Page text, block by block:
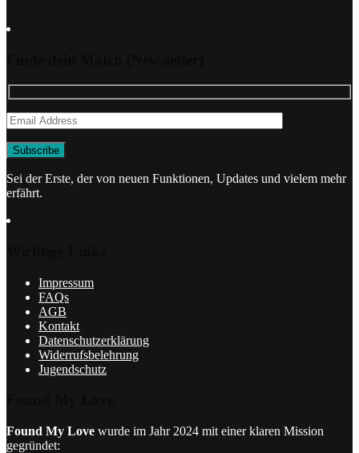
Sei der Erste, der von neuen Funktionen, Updates und vielem mehr
erfährt.
Impressum
FAQs
AGB
Kontakt
Datenschutzerklärung
Widerrufsbelehrung
Jugendschutz
Found My Love wurde im Jahr 2024 mit einer klaren Mission
gegründet: